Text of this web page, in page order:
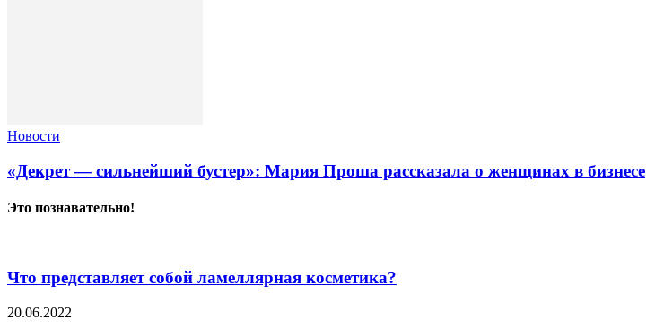
Новости
«Декрет — сильнейший бустер»: Мария Проша рассказала о женщинах в бизнесе
Это познавательно!
Что представляет собой ламеллярная косметика?
20.06.2022